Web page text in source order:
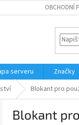
OBCHODNÍ
serveru
Značky
Blokant pro
Blokant